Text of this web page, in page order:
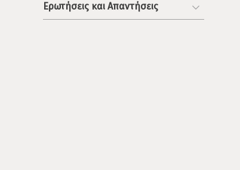
Ερωτήσεις και Απαντήσεις